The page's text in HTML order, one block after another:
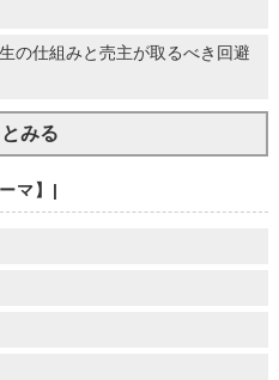
の仕組みと売主が取るべき回避
みる
ーマ】|